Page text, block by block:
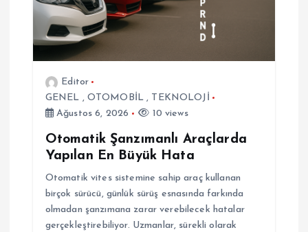
e
s
Editor
GENEL , OTOMOBİL , TEKNOLOJİ
Ağustos 6, 2026
10 views
Otomatik Şanzımanlı Araçlarda
Yapılan En Büyük Hata
Otomatik vites sistemine sahip araç kullanan
birçok sürücü, günlük sürüş esnasında farkında
olmadan şanzımana zarar verebilecek hatalar
gerçekleştirebiliyor. Uzmanlar, sürekli olarak